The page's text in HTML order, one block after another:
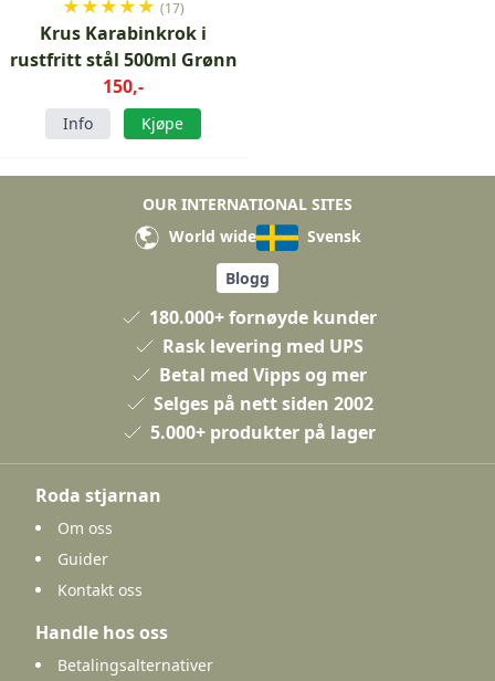
★★★★★ (17)
Krus Karabinkrok i
rustfritt stål 500ml Grønn
150,-
Info Kjøpe
OUR INTERNATIONAL SITES
World wide
Svensk
Blogg
180.000+ fornøyde kunder
Rask levering med UPS
Betal med Vipps og mer
Selges på nett siden 2002
5.000+ produkter på lager
Roda stjarnan
Om oss
Guider
Kontakt oss
Handle hos oss
Betalingsalternativer